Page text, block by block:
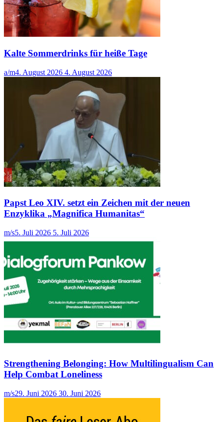
Kalte Sommerdrinks für heiße Tage
a/m4. August 2026 4. August 2026
Papst Leo XIV. setzt ein Zeichen mit der neuen
Enzyklika „Magnifica Humanitas“
m/s5. Juli 2026 5. Juli 2026
Strengthening Belonging: How Multilingualism Can
Help Combat Loneliness
m/s29. Juni 2026 30. Juni 2026